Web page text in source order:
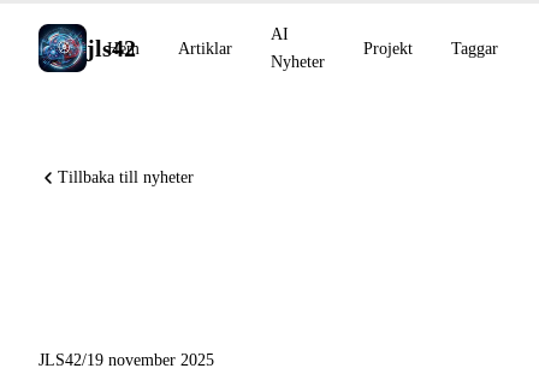
jls42
Hem Artiklar
AI
Nyheter
Projekt Taggar
Tillbaka till nyheter
JLS42/19 november 2025